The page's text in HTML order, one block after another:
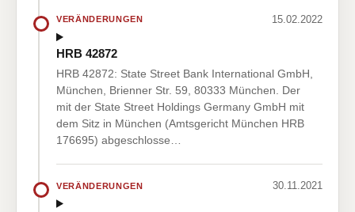
VERÄNDERUNGEN 15.02.2022
HRB 42872
HRB 42872: State Street Bank International GmbH,
München, Brienner Str. 59, 80333 München. Der
mit der State Street Holdings Germany GmbH mit
dem Sitz in München (Amtsgericht München HRB
176695) abgeschlosse…
VERÄNDERUNGEN 30.11.2021